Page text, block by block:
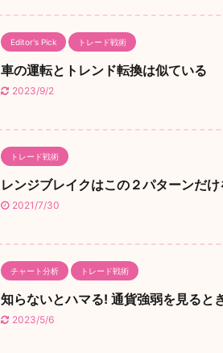
Editor's Pick トレード戦術
車の運転とトレンド転換は似ている
2023/9/2
トレード戦術
レンジブレイクはこの２パターンだ
2021/7/30
チャート分析 トレード戦術
知らないとハマる! 通貨強弱を見ると
2023/5/6